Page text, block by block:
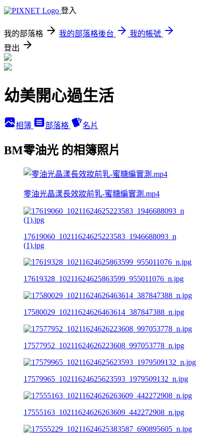
登入
我的部落格 我的部落格後台
我的帳號
登出
幼美開心過生活
相簿 部落格 名片
BM零油光 的相簿照片
零油光晶漾長效妝前乳-蜜糖編實測.mp4
17619060_10211624625223583_1946688093_n
(1).jpg
17619328_10211624625863599_955011076_n.jpg
17580029_10211624626463614_387847388_n.jpg
17577952_10211624626223608_997053778_n.jpg
17579965_10211624625623593_1979509132_n.jpg
17555163_10211624626263609_442272908_n.jpg